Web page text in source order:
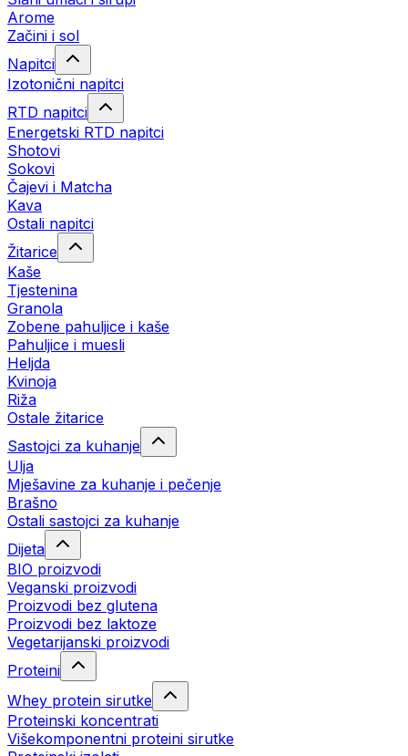
Arome
Začini i sol
Napitci
Izotonični napitci
RTD napitci
Energetski RTD napitci
Shotovi
Sokovi
Čajevi i Matcha
Kava
Ostali napitci
Žitarice
Kaše
Tjestenina
Granola
Zobene pahuljice i kaše
Pahuljice i muesli
Heljda
Kvinoja
Riža
Ostale žitarice
Sastojci za kuhanje
Ulja
Mješavine za kuhanje i pečenje
Brašno
Ostali sastojci za kuhanje
Dijeta
BIO proizvodi
Veganski proizvodi
Proizvodi bez glutena
Proizvodi bez laktoze
Vegetarijanski proizvodi
Proteini
Whey protein sirutke
Proteinski koncentrati
Višekomponentni proteini sirutke